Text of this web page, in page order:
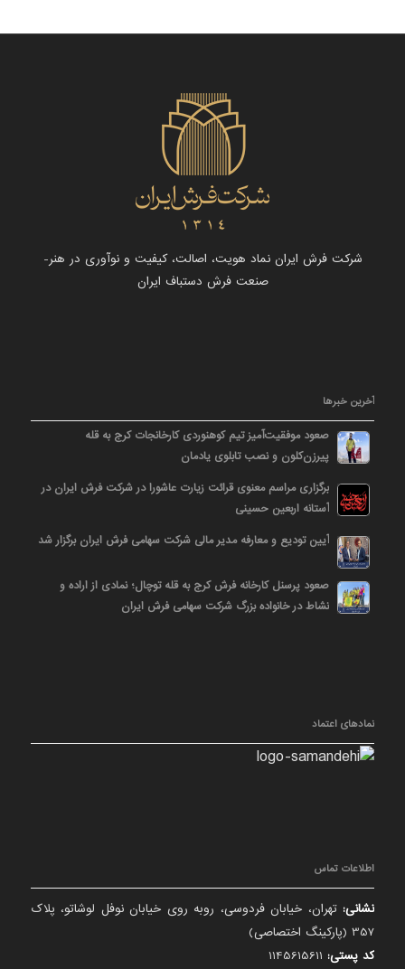
شرکت فرش ایران نماد هویت، اصالت، کیفیت و نوآوری در هنر-
صنعت فرش دستباف ایران
آخرین خبرها
صعود موفقیت‌آمیز تیم کوهنوردی کارخانجات کرج به قله
پیرزن‌کلون و نصب تابلوی یادمان
برگزاری مراسم معنوی قرائت زیارت عاشورا در شرکت فرش ایران در
آستانه اربعین حسینی
آیین تودیع و معارفه مدیر مالی شرکت سهامی فرش ایران برگزار شد
صعود پرسنل کارخانه فرش کرج به قله توچال؛ نمادی از اراده و
نشاط در خانواده بزرگ شرکت سهامی فرش ایران
نمادهای اعتماد
اطلاعات تماس
نشانی: تهران، خیابان فردوسی، روبه روی خیابان نوفل لوشاتو، پلاک
357 (پارکینگ اختصاصی)
کد پستی: